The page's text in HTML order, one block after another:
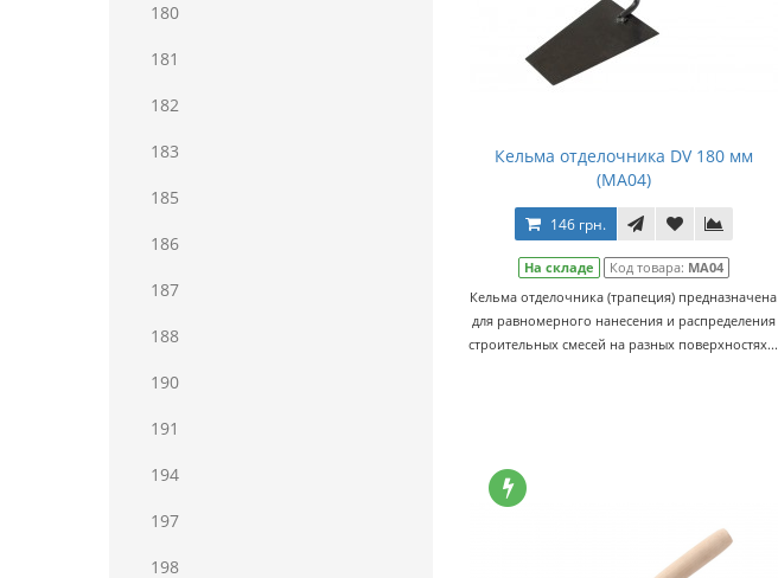
180
181
182
183
185
186
187
188
190
191
194
197
198
Кельма отделочника DV 180 мм
(МА04)
146 грн.
На складе Код товара: МА04
Кельма отделочника (трапеция) предназначена
для равномерного нанесения и распределения
строительных смесей на разных поверхностях...